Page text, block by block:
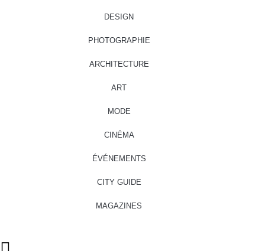
DESIGN
PHOTOGRAPHIE
ARCHITECTURE
ART
MODE
CINÉMA
ÉVÉNEMENTS
CITY GUIDE
MAGAZINES